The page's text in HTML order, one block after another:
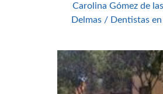
Carolina Gómez de
Delmas / Dentistas en